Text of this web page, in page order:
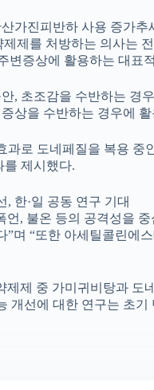
가진피반하 사용 증가추
제를 처방하는 의사는
변증상에 활용하는 대표
, 초조감을 수반하는 경
상을 수반하는 경우에
과로 도네페질을 복용
를 제시했다.
한·일 공동 연구 기대
언, 불온 등의 공격성을
”며 “또한 아세틸콜린에
제제 중 가미귀비탕과 도
개선에 대한 연구는 초